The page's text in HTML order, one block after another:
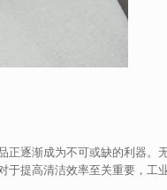
正逐渐成为不可或缺的利器。
于提高清洁效率至关重要，工